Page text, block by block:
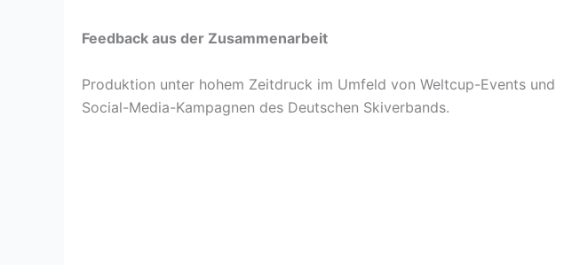
Feedback aus der Zusammenarbeit
Produktion unter hohem Zeitdruck im Umfeld von Weltcup-Events und
Social-Media-Kampagnen des Deutschen Skiverbands.